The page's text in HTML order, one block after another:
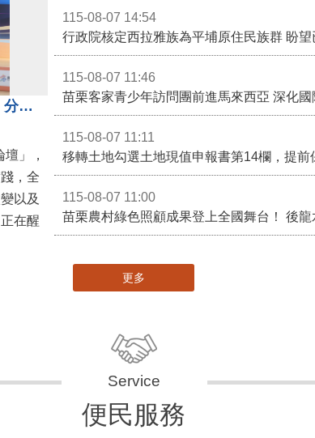
苗栗縣長鍾東錦受邀演講 「苗栗甦醒」分享近年轉變
」，
，全
以及
在醒
115-08-07 14:54
115-08-07 11:46
苗栗客家青少年訪問團前進馬來西亞 深化
115-08-07 11:11
移轉土地勾選土地現值申報書第14欄，提前
115-08-07 11:00
更多
便民服務